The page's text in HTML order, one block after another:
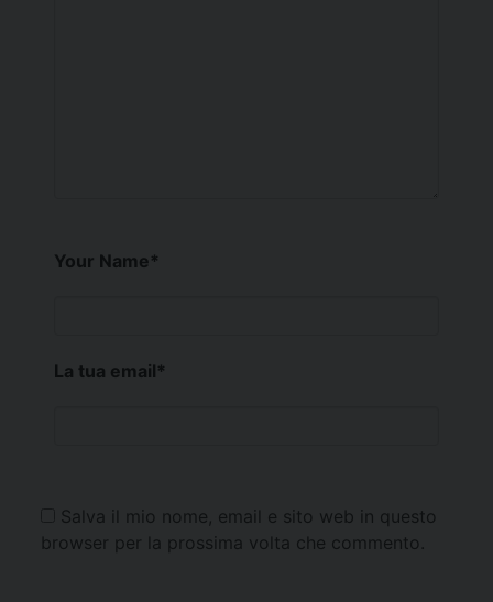
Your Name*
La tua email*
Salva il mio nome, email e sito web in questo
browser per la prossima volta che commento.